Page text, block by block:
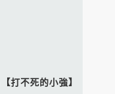
打不死的小強】